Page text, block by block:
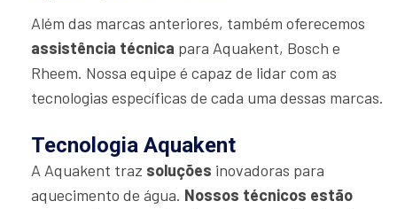
Além das marcas anteriores, também oferecemos
assistência técnica para Aquakent, Bosch e
Rheem. Nossa equipe é capaz de lidar com as
tecnologias específicas de cada uma dessas marcas.
Tecnologia Aquakent
A Aquakent traz soluções inovadoras para
aquecimento de água. Nossos técnicos estão